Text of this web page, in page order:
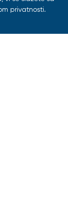
privatnosti.